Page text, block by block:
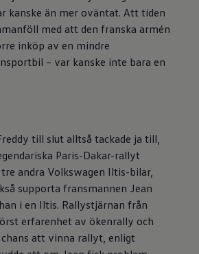
kanske än mer oväntat. Att tiden
med att den franska armén
inköp av en mindre
– var kanske inte bara en
till slut alltså tackade ja till,
Paris-Dakar-rallyt
andra Volkswagen Iltis-bilar,
supporta fransmannen Jean
i en Iltis. Rallystjärnan från
erfarenhet av ökenrally och
att vinna rallyt, enligt